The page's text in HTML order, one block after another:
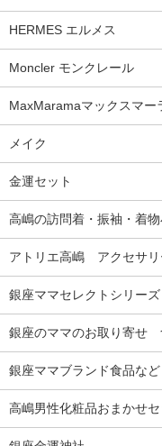
HERMES エルメス
Moncler モンクレール
MaxMaramaマックスマー
メイク
金運セット
高嶋の訪問着・振袖・着
アトリエ高嶋 アクセサリ
銀座ママセレクトシリーズ
銀座のママのお取り寄せ
銀座ママブランド食品など
高嶋男性化粧品おまかせセ